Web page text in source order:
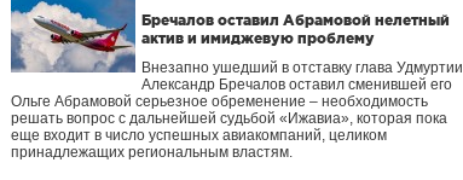
Бречалов оставил Абрамовой нелетный
актив и имиджевую проблему
Внезапно ушедший в отставку глава Удмуртии
Александр Бречалов оставил сменившей его
Ольге Абрамовой серьезное обременение – необходимость
решать вопрос с дальнейшей судьбой «Ижавиа», которая пока
еще входит в число успешных авиакомпаний, целиком
принадлежащих региональным властям.